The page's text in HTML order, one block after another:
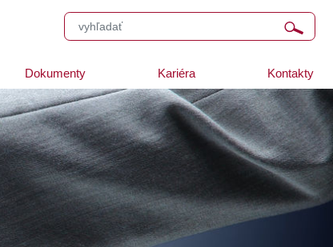
Dokumenty Kariéra Kontakty